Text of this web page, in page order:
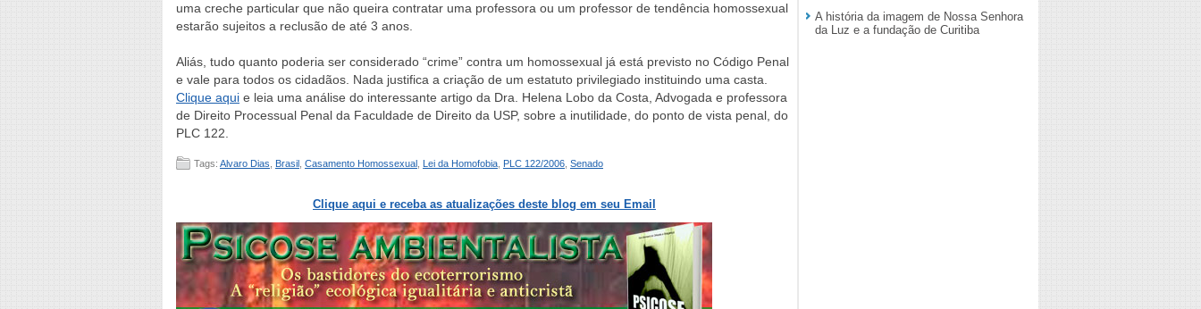
uma creche particular que não queira contratar uma professora ou um professor de tendência homossexual
estarão sujeitos a reclusão de até 3 anos.
Aliás, tudo quanto poderia ser considerado “crime” contra um homossexual já está previsto no Código Penal
e vale para todos os cidadãos. Nada justifica a criação de um estatuto privilegiado instituindo uma casta.
Clique aqui e leia uma análise do interessante artigo da Dra. Helena Lobo da Costa, Advogada e professora
de Direito Processual Penal da Faculdade de Direito da USP, sobre a inutilidade, do ponto de vista penal, do
PLC 122.
Tags: Alvaro Dias Brasil Casamento Homossexual Lei da Homofobia PLC 122/2006 Senado
Clique aqui e receba as atualizações deste blog em seu Email
A história da imagem de Nossa Senhora
da Luz e a fundação de Curitiba